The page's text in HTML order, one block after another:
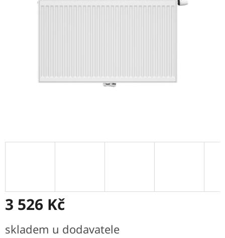
3 526 Kč
cena:
skladem u dodavatele